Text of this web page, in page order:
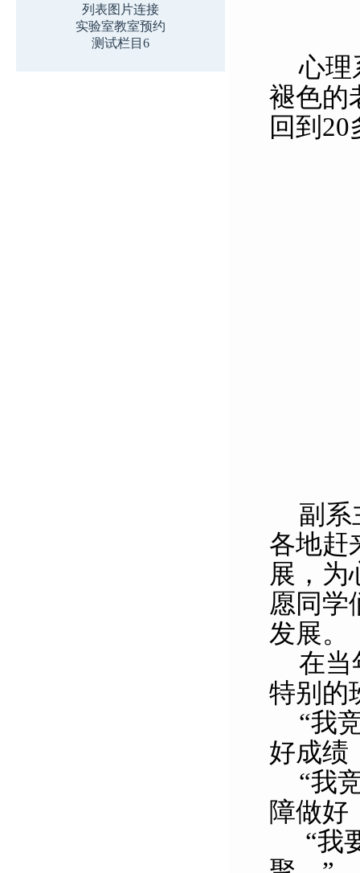
列表图片连接
实验室教室预约
测试栏目6
心理
褪色的
回到
副系
各地赶
展，为
愿同学
发展。
在当
特别的
“我
好成绩
“我
障做好
“我